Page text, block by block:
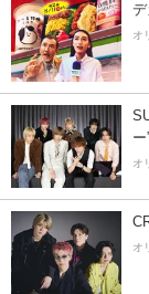
オ
ー
オ
オ